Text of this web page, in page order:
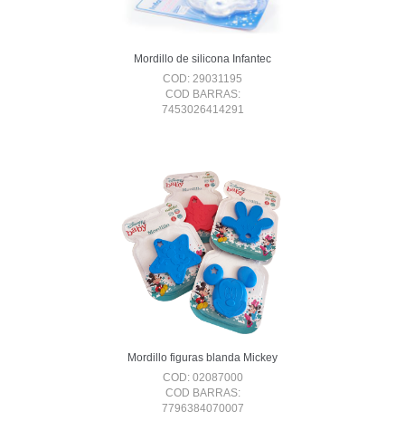
Mordillo de silicona Infantec
COD: 29031195
COD BARRAS:
7453026414291
Mordillo figuras blanda Mickey
COD: 02087000
COD BARRAS:
7796384070007